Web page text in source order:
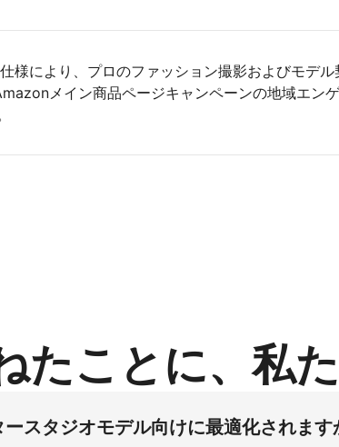
様により、プロのファッション撮影およびモデ
メイン商品ページキャンペーンの地域エン
たことに、私
スタジオモデル向けに最適化されます